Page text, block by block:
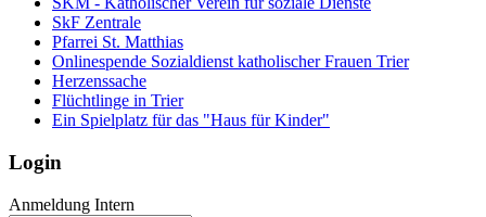
SkF Zentrale
Pfarrei St. Matthias
Onlinespende Sozialdienst katholischer Frauen Trier
Herzenssache
Flüchtlinge in Trier
Ein Spielplatz für das "Haus für Kinder"
Login
Anmeldung Intern